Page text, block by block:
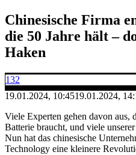
Chinesische Firma
die 50 Jahre hält –
Haken
132
19.01.2024, 10:4519.01.2024,
Viele Experten gehen davon aus,
Batterie braucht, und viele
Nun hat das chinesische
Technology eine kleinere